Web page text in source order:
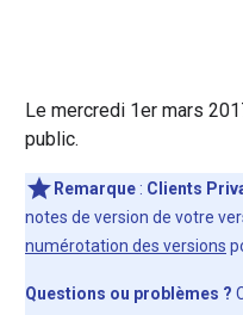
Le mercredi 1er mars
public.
Remarque : Clients
notes de version de votre
numérotation des versions
Questions ou problèmes ?